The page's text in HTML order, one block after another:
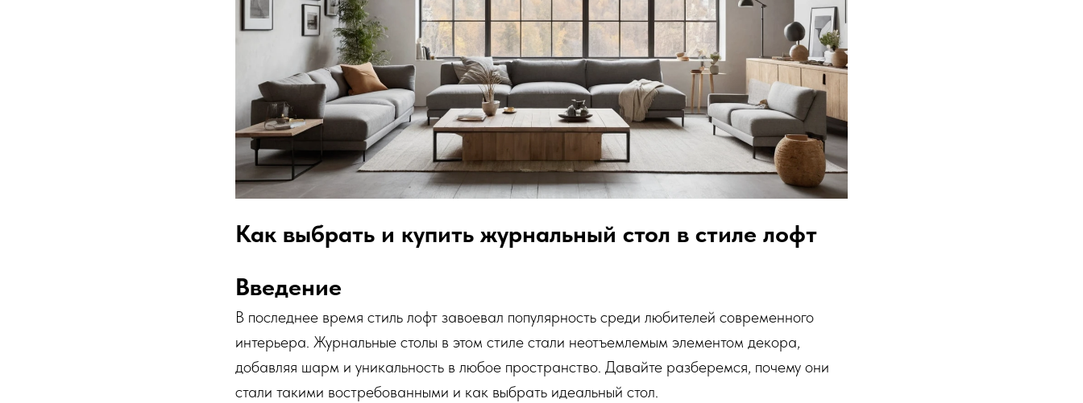
Как выбрать и купить журнальный стол в стиле лофт
Введение
В последнее время стиль лофт завоевал популярность среди любителей современного
интерьера. Журнальные столы в этом стиле стали неотъемлемым элементом декора,
добавляя шарм и уникальность в любое пространство. Давайте разберемся, почему они
стали такими востребованными и как выбрать идеальный стол.